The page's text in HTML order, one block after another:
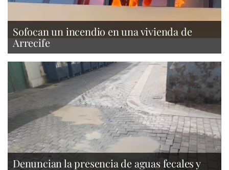
Sofocan un incendio en una vivienda de
Arrecife
Denuncian la presencia de aguas fecales y